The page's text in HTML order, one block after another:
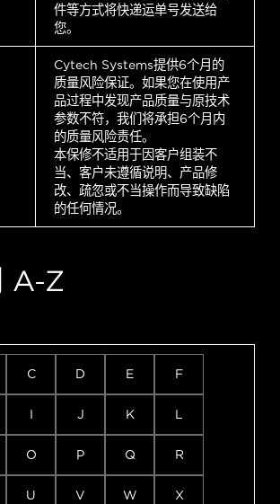
件等方式将快递运单号发送给
您。
Cytech Systems提供6个月的
质量风险保证。如果您在使用产
品过程中发现产品质量与原技术
参数不符，我们将承担6个月内
的质量风险责任。
本保修不适用于因客户组装不
当、客户未遵循说明、产品修
改、疏忽或不当操作而导致缺陷
的任何情况。
A-Z
C D E F
I J K L
O P Q R
U V W X